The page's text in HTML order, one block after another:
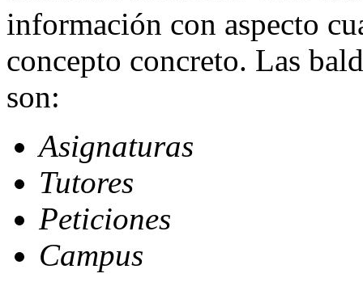
información con aspecto
concepto concreto. Las
son:
Asignaturas
Tutores
Peticiones
Campus